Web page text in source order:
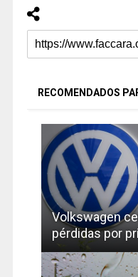
RECOMENDADOS
Volkswagen
pérdidas por